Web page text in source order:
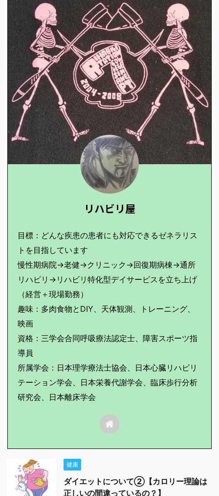
リハビリ屋
目標：どんな疾患の患者にも対応できるゼネラリス
トを目指しています
慢性期病院→老健→クリニック→回復期病棟→通所
リハビリ→リハビリ特化型デイサービスを立ち上げ
（経営＋現場勤務）
趣味：多肉食物とDIY、天体観測、トレーニング、
映画
資格：三学会合同呼吸療法認定士、障害スポーツ指
導員
所属学会：日本理学療法士協会、日本心臓リハビリ
テーション学会、日本栄養代謝学会、臨床歩行分析
研究会、日本離床学会
健康
ダイエットについて②【カロリー理論は
正しいの間違っているの？】